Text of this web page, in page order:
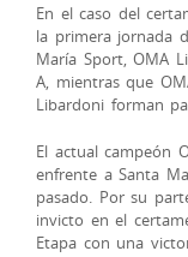
En el caso del
la primera jornada
María Sport, OMA
A, mientras que
Libardoni forman
El actual campeón
enfrente a Santa
pasado. Por su
invicto en el
Etapa con una